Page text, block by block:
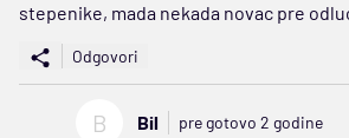
stepenike, mada nekada novac pre
Odgovori
B Bil pre gotovo 2 godine